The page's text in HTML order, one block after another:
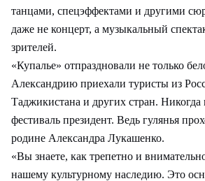
танцами, спецэффектами и другими
даже не концерт, а музыкальный
зрителей.
«Купалье» отпраздновали не только
Александрию приехали туристы из
Таджикистана и других стран. Никогда
фестиваль президент. Ведь гулянья
родине Александра Лукашенко.
«Вы знаете, как трепетно и
нашему культурному наследию. Это